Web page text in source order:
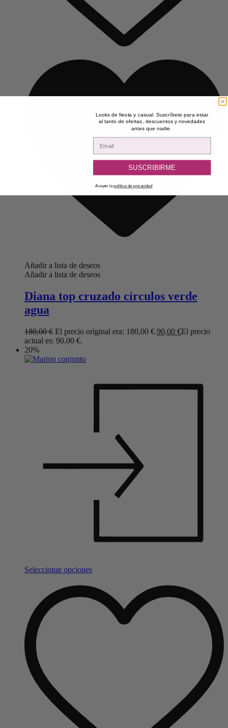
Añadir a lista de deseos
Añadir a lista de deseos
Diana top cruzado círculos verde
agua
180,00€ El precio original era: 180,00 €.90,00 €El precio
actual es: 90,00 €.
20%
Seleccionar opciones
Looks de fiesta y casual. Suscríbete para estar
al tanto de ofertas, descuentos y novedades
antes que nadie.
Email
SUSCRIBIRME
Acepto lapolítica de privacidad